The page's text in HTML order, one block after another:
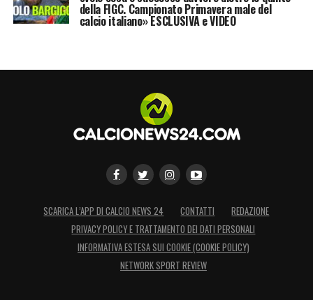
della FIGC. Campionato Primavera male del
calcio italiano» ESCLUSIVA e VIDEO
SCARICA L’APP DI CALCIO NEWS 24 CONTATTI
REDAZIONE
PRIVACY POLICY E TRATTAMENTO DEI DATI PERSONALI
INFORMATIVA ESTESA SUI COOKIE (COOKIE POLICY)
NETWORK SPORT REVIEW